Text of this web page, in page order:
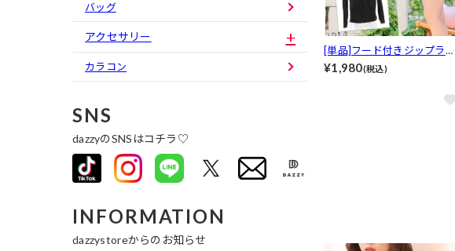
バッグ
アクセサリー
カラコン
SNS
dazzyのSNSはコチラ♡
INFORMATION
dazzystoreからのお知らせ
[単品]フード付きジップラッ
シュガード/水着【dazzy bea
¥1,980(税込)